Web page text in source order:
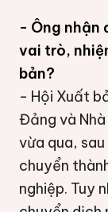
- Ông nhận
vai trò,
bản?
- Hội Xuất
Đảng và
vừa qua,
chuyển
nghiệp. Tuy